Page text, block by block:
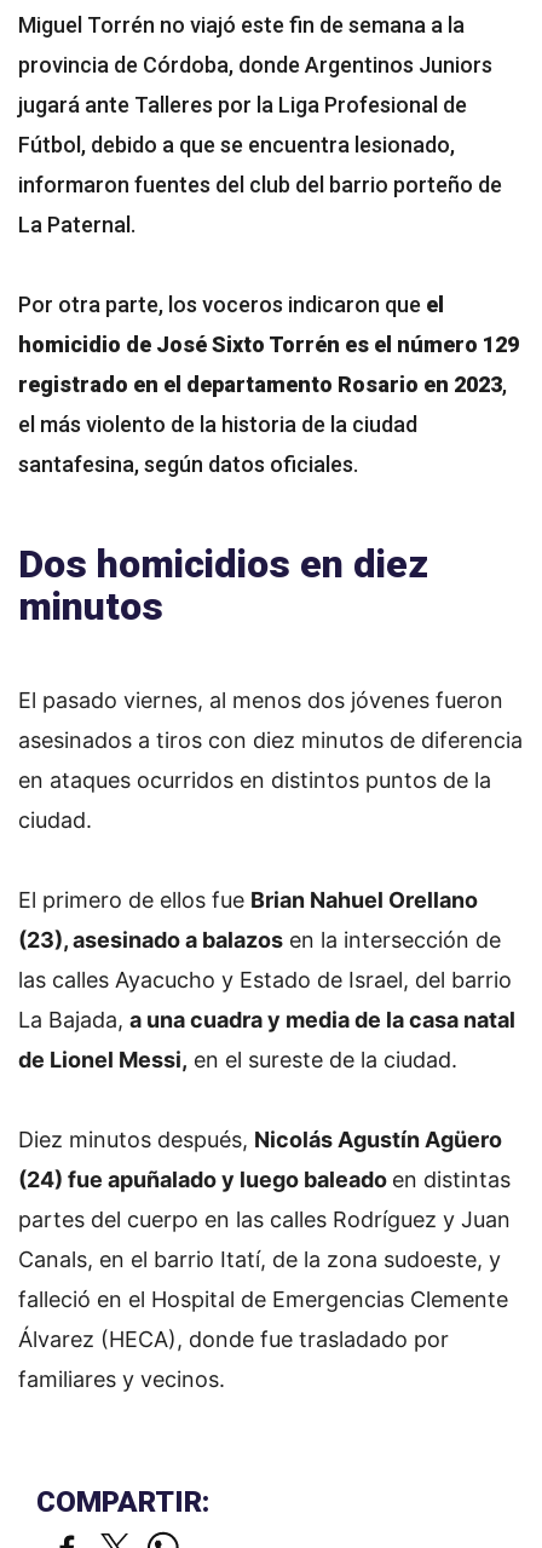
Miguel Torrén no viajó este fin de semana a la
provincia de Córdoba, donde Argentinos Juniors
jugará ante Talleres por la Liga Profesional de
Fútbol, debido a que se encuentra lesionado,
informaron fuentes del club del barrio porteño de
La Paternal.
Por otra parte, los voceros indicaron que el
homicidio de José Sixto Torrén es el número 129
registrado en el departamento Rosario en 2023,
el más violento de la historia de la ciudad
santafesina, según datos oficiales.
Dos homicidios en diez
minutos
El pasado viernes, al menos dos jóvenes fueron
asesinados a tiros con diez minutos de diferencia
en ataques ocurridos en distintos puntos de la
ciudad.
El primero de ellos fue Brian Nahuel Orellano
(23), asesinado a balazos en la intersección de
las calles Ayacucho y Estado de Israel, del barrio
La Bajada, a una cuadra y media de la casa natal
de Lionel Messi, en el sureste de la ciudad.
Diez minutos después, Nicolás Agustín Agüero
(24) fue apuñalado y luego baleado en distintas
partes del cuerpo en las calles Rodríguez y Juan
Canals, en el barrio Itatí, de la zona sudoeste, y
falleció en el Hospital de Emergencias Clemente
Álvarez (HECA), donde fue trasladado por
familiares y vecinos.
COMPARTIR: